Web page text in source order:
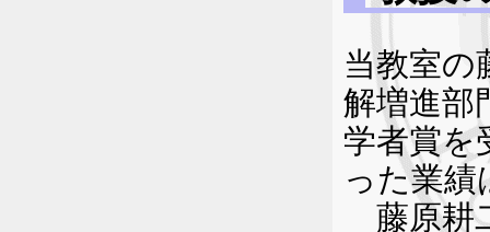
当教室の
解増進部
学者賞を
った業績
藤原耕